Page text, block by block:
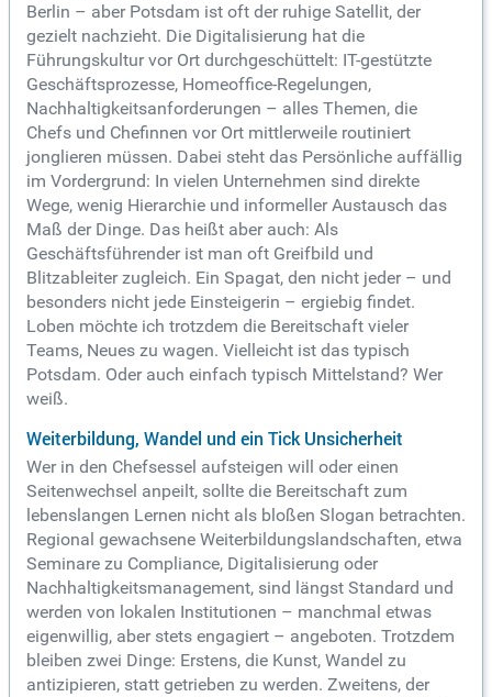
Berlin – aber Potsdam ist oft der ruhige Satellit, der
gezielt nachzieht. Die Digitalisierung hat die
Führungskultur vor Ort durchgeschüttelt: IT-gestützte
Geschäftsprozesse, Homeoffice-Regelungen,
Nachhaltigkeitsanforderungen – alles Themen, die
Chefs und Chefinnen vor Ort mittlerweile routiniert
jonglieren müssen. Dabei steht das Persönliche auffällig
im Vordergrund: In vielen Unternehmen sind direkte
Wege, wenig Hierarchie und informeller Austausch das
Maß der Dinge. Das heißt aber auch: Als
Geschäftsführender ist man oft Greifbild und
Blitzableiter zugleich. Ein Spagat, den nicht jeder – und
besonders nicht jede Einsteigerin – ergiebig findet.
Loben möchte ich trotzdem die Bereitschaft vieler
Teams, Neues zu wagen. Vielleicht ist das typisch
Potsdam. Oder auch einfach typisch Mittelstand? Wer
weiß.
Weiterbildung, Wandel und ein Tick Unsicherheit
Wer in den Chefsessel aufsteigen will oder einen
Seitenwechsel anpeilt, sollte die Bereitschaft zum
lebenslangen Lernen nicht als bloßen Slogan betrachten.
Regional gewachsene Weiterbildungslandschaften, etwa
Seminare zu Compliance, Digitalisierung oder
Nachhaltigkeitsmanagement, sind längst Standard und
werden von lokalen Institutionen – manchmal etwas
eigenwillig, aber stets engagiert – angeboten. Trotzdem
bleiben zwei Dinge: Erstens, die Kunst, Wandel zu
antizipieren, statt getrieben zu werden. Zweitens, der